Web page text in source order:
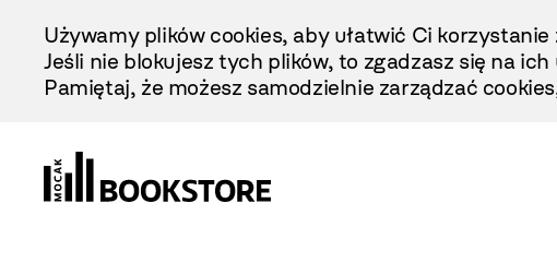
Treści
Używamy plików cookies, aby ułatwić Ci
Jeśli nie blokujesz tych plików, to zgadzasz się na
Pamiętaj, że możesz samodzielnie zarządzać